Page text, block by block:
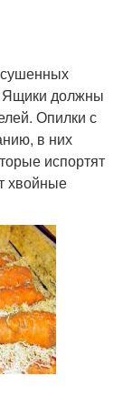
Ящики должны
Опилки с
в них
испортят
хвойные